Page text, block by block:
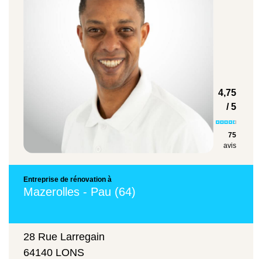
Rénovation de salle de bains
1250 €/m²
Rafraichissement intérieur
587 €/m²
4,75
/ 5
75
avis
Entreprise de rénovation à
Mazerolles - Pau (64)
28 Rue Larregain
64140 LONS